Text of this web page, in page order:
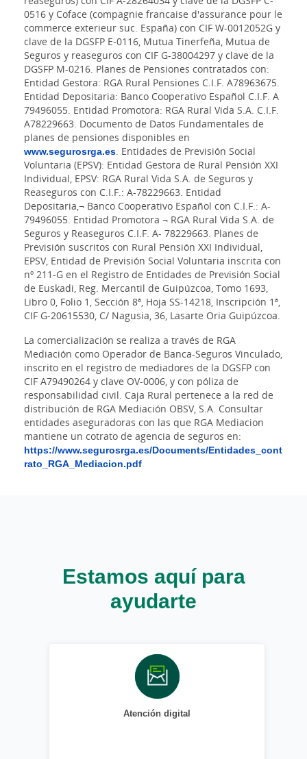
0516 y Coface (compagnie francaise d'assurance pour le
commerce exterieur suc. España) con CIF W-0012052G y
clave de la DGSFP E-0116, Mutua Tinerfeña, Mutua de
Seguros y reaseguros con CIF G-38004297 y clave de la
DGSFP M-0216. Planes de Pensiones contratados con:
Entidad Gestora: RGA Rural Pensiones C.I.F. A78963675.
Entidad Depositaria: Banco Cooperativo Español C.I.F. A
79496055. Entidad Promotora: RGA Rural Vida S.A. C.I.F.
A78229663. Documento de Datos Fundamentales de
planes de pensiones disponibles en
www.segurosrga.es . Entidades de Previsión Social
Voluntaria (EPSV): Entidad Gestora de Rural Pensión XXI
Individual, EPSV: RGA Rural Vida S.A. de Seguros y
Reaseguros con C.I.F.: A-78229663. Entidad
Depositaria,¬ Banco Cooperativo Español con C.I.F.: A-
79496055. Entidad Promotora ¬ RGA Rural Vida S.A. de
Seguros y Reaseguros C.I.F. A- 78229663. Planes de
Previsión suscritos con Rural Pensión XXI Individual,
EPSV, Entidad de Previsión Social Voluntaria inscrita con
nº 211-G en el Registro de Entidades de Previsión Social
de Euskadi, Reg. Mercantil de Guipúzcoa, Tomo 1693,
Libro 0, Folio 1, Sección 8ª, Hoja SS-14218, Inscripción 1ª,
CIF G-20615530, C/ Nagusia, 36, Lasarte Oria Guipúzcoa.
La comercialización se realiza a través de RGA
Mediación como Operador de Banca-Seguros Vinculado,
inscrito en el registro de mediadores de la DGSFP con
CIF A79490264 y clave OV-0006, y con póliza de
responsabilidad civil. Caja Rural pertenece a la red de
distribución de RGA Mediación OBSV, S.A. Consultar
entidades aseguradoras con las que RGA Mediacion
mantiene un cotrato de agencia de seguros en:
https://www.segurosrga.es/Documents/Entidades_cont
rato_RGA_Mediacion.pdf
Estamos aquí para
ayudarte
Atención digital